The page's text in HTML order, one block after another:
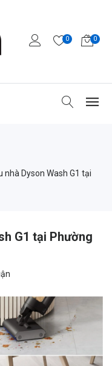
0 0
nhà Dyson Wash G1 tại
G1 tại Phường